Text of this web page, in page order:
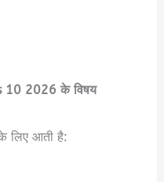
10 2026 के विषय
लिए आती है: